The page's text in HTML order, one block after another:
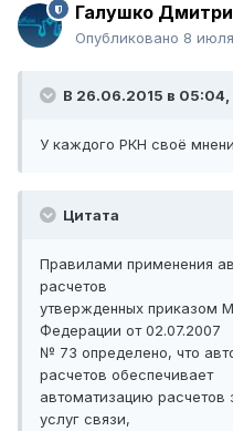
Галушко
Опубликовано 8
В 26.06.2015 в 05:04,
У каждого РКН своё
Цитата
Правилами применения
расчетов
утвержденных приказом
Федерации от 02.07.2007
№ 73 определено, что
расчетов обеспечивает
автоматизацию расчетов
услуг связи,